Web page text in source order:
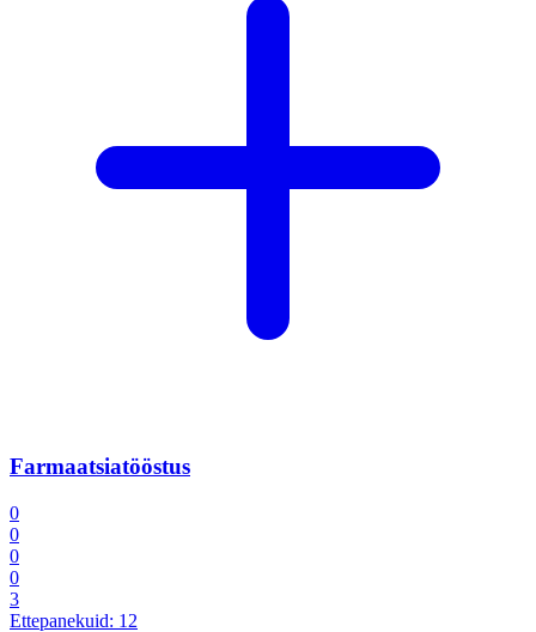
Farmaatsiatööstus
0
0
0
0
3
Ettepanekuid: 12